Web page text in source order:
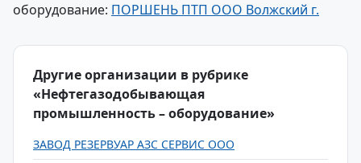
оборудование: ПОРШЕНЬ ПТП ООО Волжский г.
Другие организации в рубрике
«Нефтегазодобывающая
промышленность – оборудование»
ЗАВОД РЕЗЕРВУАР АЗС СЕРВИС ООО